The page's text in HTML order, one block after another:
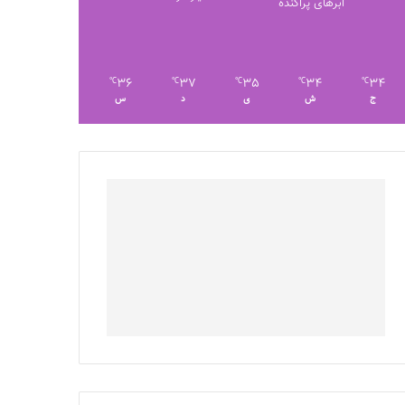
ابرهای پراکنده
34
℃
ج
34
℃
ش
35
℃
ی
37
℃
د
36
℃
س